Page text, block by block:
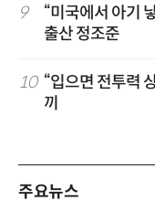
9
“미국에서 아기
출산 정조준
10 “입으면 전투력
끼
주요뉴스